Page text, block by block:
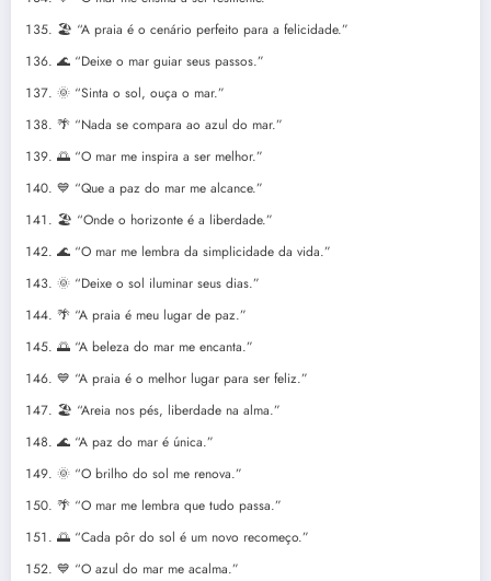
🏖️ “A praia é o cenário perfeito para a felicidade.”
🌊 “Deixe o mar guiar seus passos.”
🌞 “Sinta o sol, ouça o mar.”
🌴 “Nada se compara ao azul do mar.”
🌅 “O mar me inspira a ser melhor.”
💙 “Que a paz do mar me alcance.”
🏖️ “Onde o horizonte é a liberdade.”
🌊 “O mar me lembra da simplicidade da vida.”
🌞 “Deixe o sol iluminar seus dias.”
🌴 “A praia é meu lugar de paz.”
🌅 “A beleza do mar me encanta.”
💙 “A praia é o melhor lugar para ser feliz.”
🏖️ “Areia nos pés, liberdade na alma.”
🌊 “A paz do mar é única.”
🌞 “O brilho do sol me renova.”
🌴 “O mar me lembra que tudo passa.”
🌅 “Cada pôr do sol é um novo recomeço.”
💙 “O azul do mar me acalma.”